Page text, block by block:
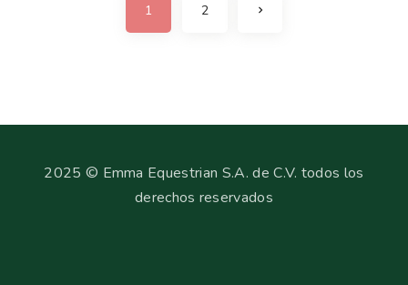
1 2
2025 © Emma Equestrian S.A. de C.V. todos los
derechos reservados